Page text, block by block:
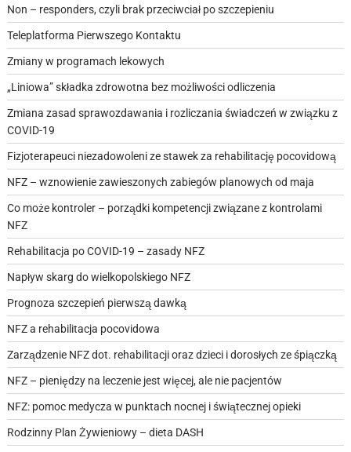
Non – responders, czyli brak przeciwciał po szczepieniu
Teleplatforma Pierwszego Kontaktu
Zmiany w programach lekowych
„Liniowa” składka zdrowotna bez możliwości odliczenia
Zmiana zasad sprawozdawania i rozliczania świadczeń w związku z
COVID-19
Fizjoterapeuci niezadowoleni ze stawek za rehabilitację pocovidową
NFZ – wznowienie zawieszonych zabiegów planowych od maja
Co może kontroler – porządki kompetencji związane z kontrolami
NFZ
Rehabilitacja po COVID-19 – zasady NFZ
Napływ skarg do wielkopolskiego NFZ
Prognoza szczepień pierwszą dawką
NFZ a rehabilitacja pocovidowa
Zarządzenie NFZ dot. rehabilitacji oraz dzieci i dorosłych ze śpiączką
NFZ – pieniędzy na leczenie jest więcej, ale nie pacjentów
NFZ: pomoc medycza w punktach nocnej i świątecznej opieki
Rodzinny Plan Żywieniowy – dieta DASH